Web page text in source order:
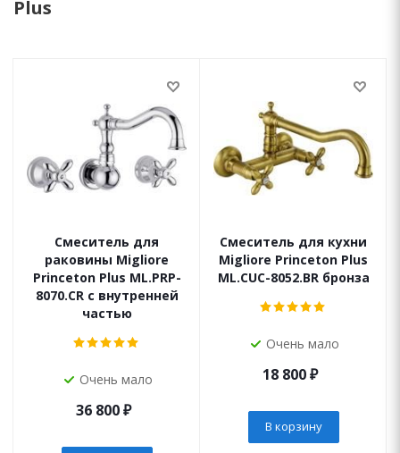
Plus
Смеситель для
раковины Migliore
Princeton Plus ML.PRP-
8070.CR с внутренней
частью
Очень мало
36 800₽
Смеситель для кухни
Migliore Princeton Plus
ML.CUC-8052.BR бронза
Очень мало
18 800₽
В корзину